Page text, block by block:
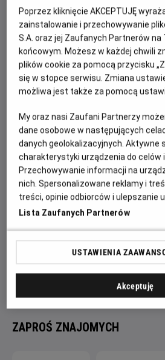
Momoko Seto
Dendelion, Baraban, Léonto i Taraxa
niezwykłych przyjaciół; cztery
należały do tego samego
wybuchem nuklearnym, który
wyrzucone w kosmos, podróżując
niezapomnianą przygodę, by
się na stałe.
ZAPROŚ ZNAJOMYCH
Poprzez kliknięcie AKCEPTUJĘ
zainstalowanie i przechowywanie
S.A. oraz jej Zaufanych Partnerów
końcowym. Możesz w każdej chwili
plików cookie za pomocą przycisku
się w stopce serwisu. Zmiana
możliwa jest także za pomocą
My oraz nasi Zaufani Partnerzy
dane osobowe w następujących
danych geolokalizacyjnych. Aktywne
charakterystyki urządzenia do celów
Przechowywanie informacji na
nich. Spersonalizowane reklamy i
treści, opinie odbiorców i ulepszanie
Lista Zaufanych Partnerów
USTAWIENIA
Akceptuję